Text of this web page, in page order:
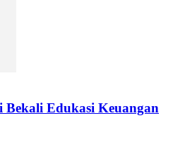
Edukasi Keuangan